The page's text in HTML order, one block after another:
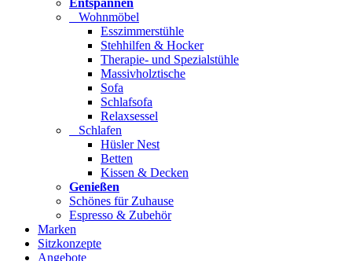
Entspannen
Wohnmöbel
Esszimmerstühle
Stehhilfen & Hocker
Therapie- und Spezialstühle
Massivholztische
Sofa
Schlafsofa
Relaxsessel
Schlafen
Hüsler Nest
Betten
Kissen & Decken
Genießen
Schönes für Zuhause
Espresso & Zubehör
Marken
Sitzkonzepte
Angebote